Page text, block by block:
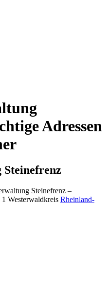
Adressen
Steinefrenz
Steinefrenz –
Westerwaldkreis Rheinland-